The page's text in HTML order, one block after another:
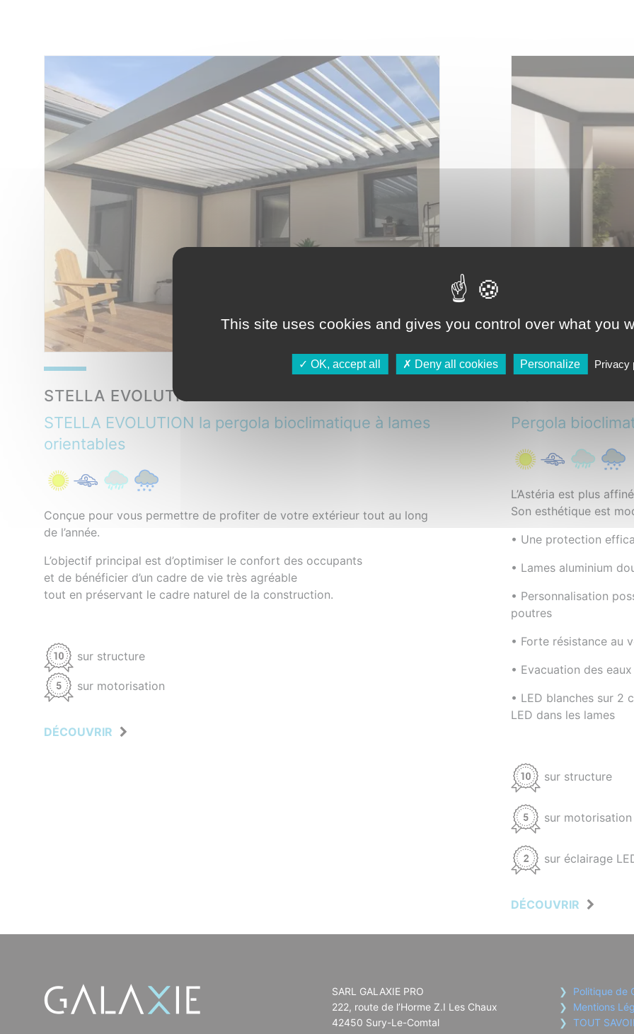
STELLA EVOLUTION
STELLA EVOLUTION la pergola bioclimatique à lames
orientables
Conçue pour vous permettre de profiter de votre extérieur tout au long
de l’année.
L’objectif principal est d’optimiser le confort des occupants
et de bénéficier d’un cadre de vie très agréable
tout en préservant le cadre naturel de la construction.
sur structure
sur motorisation
DÉCOUVRIR
Pergola
L’Astéria est plus
Son esthétique est
• Une protection
• Lames aluminium
• Personnalisation
poutres
• Forte résistance au
• Evacuation des
• LED blanches sur 2
LED dans les lames
sur structure
sur motorisation
sur éclairage
DÉCOUVRIR
SARL GALAXIE PRO
222, route de l’Horme Z.I Les Chaux
42450 Sury-Le-Comtal
Politique de
Mentions
TOUT
This site uses cookies and gives you control over what you
OK, accept all Deny all cookies Personalize Privacy